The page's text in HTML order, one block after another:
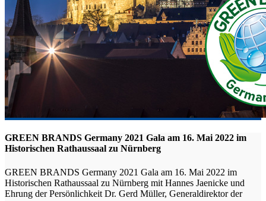
GREEN BRANDS Germany 2021 Gala am 16. Mai 2022 im
Historischen Rathaussaal zu Nürnberg
GREEN BRANDS Germany 2021 Gala am 16. Mai 2022 im
Historischen Rathaussaal zu Nürnberg mit Hannes Jaenicke und
Ehrung der Persönlichkeit Dr. Gerd Müller, Generaldirektor der